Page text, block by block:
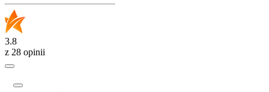
3.8
z 28 opinii